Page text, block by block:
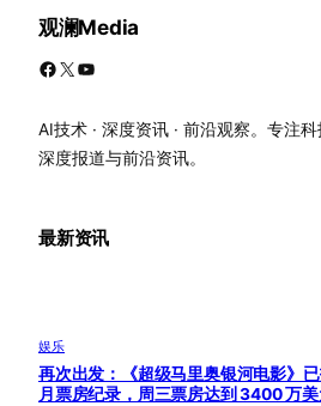
观澜Media
Facebook X YouTube
AI技术 · 深度资讯 · 前沿观察。专注
深度报道与前沿资讯。
最新资讯
娱乐
再次出发：《超级马里奥银河电影》
月票房纪录，周三票房达到 3400 万